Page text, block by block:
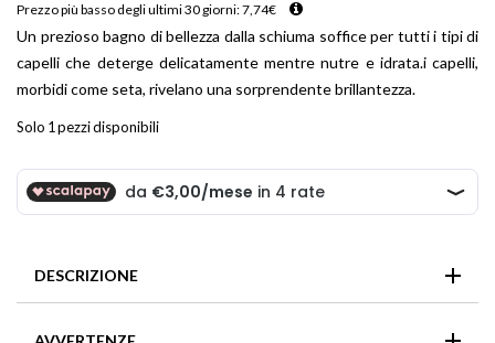
Prezzo più basso degli ultimi 30 giorni:7,74€
Un prezioso bagno di bellezza dalla schiuma soffice per tutti i tipi di
capelli che deterge delicatamente mentre nutre e idrata.i capelli,
morbidi come seta, rivelano una sorprendente brillantezza.
Solo 1 pezzi disponibili
DESCRIZIONE